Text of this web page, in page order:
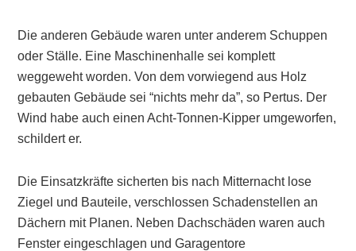
Die anderen Gebäude waren unter anderem Schuppen
oder Ställe. Eine Maschinenhalle sei komplett
weggeweht worden. Von dem vorwiegend aus Holz
gebauten Gebäude sei “nichts mehr da”, so Pertus. Der
Wind habe auch einen Acht-Tonnen-Kipper umgeworfen,
schildert er.
Die Einsatzkräfte sicherten bis nach Mitternacht lose
Ziegel und Bauteile, verschlossen Schadenstellen an
Dächern mit Planen. Neben Dachschäden waren auch
Fenster eingeschlagen und Garagentore